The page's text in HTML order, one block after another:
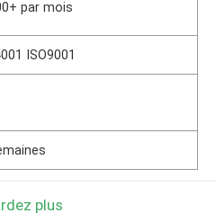
par mois
ISO9001
plus